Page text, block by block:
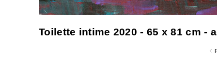
Toilette intime 2020 - 65 x 81 cm